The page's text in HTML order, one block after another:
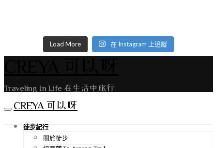
Load More 在 Instagram 上追蹤
Traveling In Life 在生活中旅行
CREYA 可以呀
徒步紀行
關於徒步